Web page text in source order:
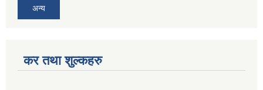
अन्य
कर तथा शुल्कहरु